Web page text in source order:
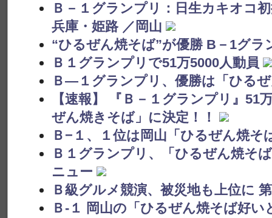
Ｂ－１グランプリ：日生カキオコ
兵庫・姫路 ／岡山
“ひるぜん焼そば”が優勝 B－1グラ
Ｂ１グランプリで51万5000人動員
Ｂ―１グランプリ、優勝は「ひる
【速報】 『Ｂ－１グランプリ』51
ぜん焼きそば」に決定！！
Ｂ−１、１位は岡山「ひるぜん焼そ
Ｂ１グランプリ、「ひるぜん焼そ
ニュー
Ｂ級グルメ競演、被災地も上位に
Ｂ-１ 岡山の「ひるぜん焼そば好い